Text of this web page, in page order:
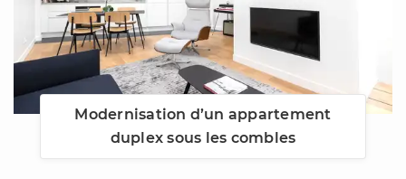
Modernisation d’un appartement
duplex sous les combles